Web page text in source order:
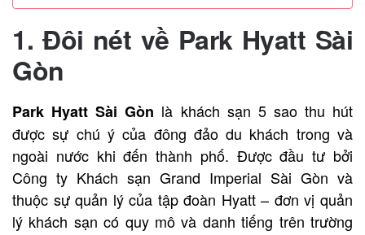
1. Đôi nét về Park Hyatt Sài
Gòn
Park Hyatt Sài Gòn là khách sạn 5 sao thu hút
được sự chú ý của đông đảo du khách trong và
ngoài nước khi đến thành phố. Được đầu tư bởi
Công ty Khách sạn Grand Imperial Sài Gòn và
thuộc sự quản lý của tập đoàn Hyatt – đơn vị quản
lý khách sạn có quy mô và danh tiếng trên trường